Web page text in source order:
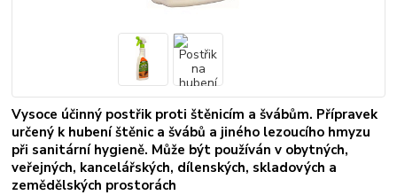
Vysoce účinný postřik proti štěnicím a švábům. Přípravek
určený k hubení štěnic a švábů a jiného lezoucího hmyzu
při sanitární hygieně. Může být používán v obytných,
veřejných, kancelářských, dílenských, skladových a
zemědělských prostorách